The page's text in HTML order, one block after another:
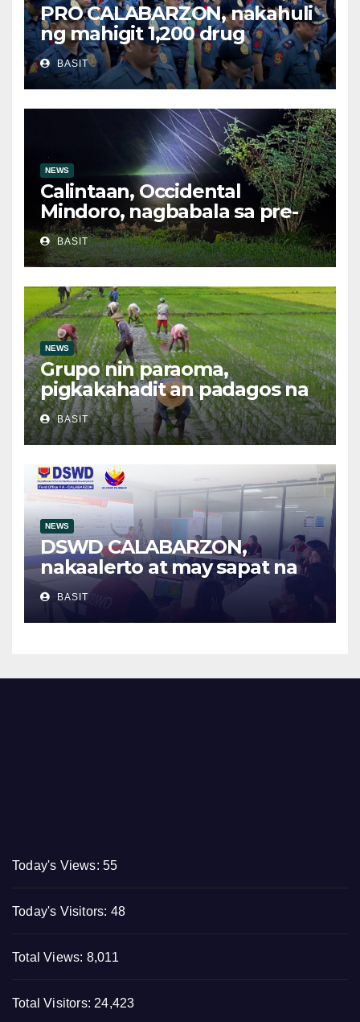
PRO CALABARZON, nakahuli
ng mahigit 1,200 drug
suspects at tinatayang nasa
Php29.6M halaga ng ilegal na
droga nasamsam noong
Hulyo
BASIT
NEWS
Calintaan, Occidental
Mindoro, nagbabala sa pre-
evacuation dahil sa malakas
na ulan
BASIT
NEWS
Grupo nin paraoma,
pigkakahadit an padagos na
importasyon kasabay kan
nakatalaan na anihan
BASIT
NEWS
DSWD CALABARZON,
nakaalerto at may sapat na
relief supplies para sa
posibleng epekto ng
Bagyong Maymay at Habagat
BASIT
Today's Views: 55
Today's Visitors: 48
Total Views: 8,011
Total Visitors: 24,423